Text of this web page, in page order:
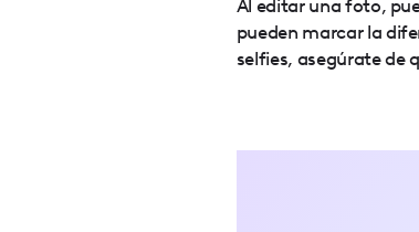
Al editar una foto,
pueden marcar la
selfies, asegúrate de